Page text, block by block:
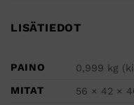
LISÄTIEDOT
PAINO
0,999 kg
MITAT
56 × 42 ×